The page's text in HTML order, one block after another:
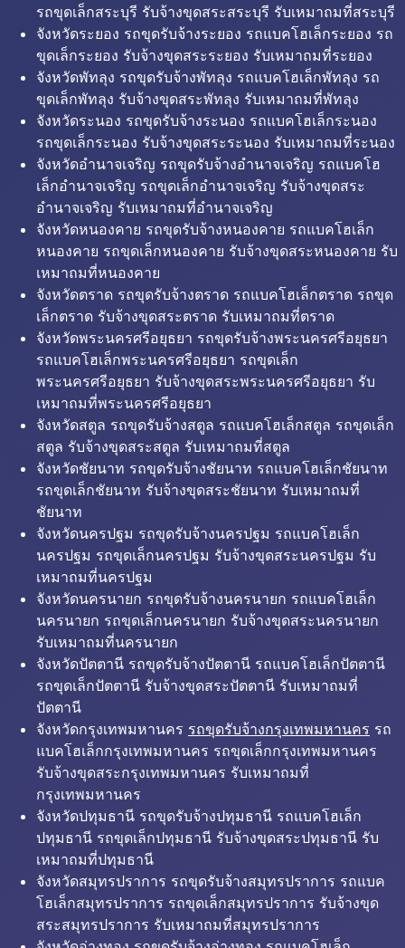
รถขุดเล็กสระบุรี รับจ้างขุดสระสระบุรี รับเหมาถมที่สระบุรี
จังหวัดระยอง รถขุดรับจ้างระยอง รถแบคโฮเล็กระยอง รถ
ขุดเล็กระยอง รับจ้างขุดสระระยอง รับเหมาถมที่ระยอง
จังหวัดพัทลุง รถขุดรับจ้างพัทลุง รถแบคโฮเล็กพัทลุง รถ
ขุดเล็กพัทลุง รับจ้างขุดสระพัทลุง รับเหมาถมที่พัทลุง
จังหวัดระนอง รถขุดรับจ้างระนอง รถแบคโฮเล็กระนอง
รถขุดเล็กระนอง รับจ้างขุดสระระนอง รับเหมาถมที่ระนอง
จังหวัดอำนาจเจริญ รถขุดรับจ้างอำนาจเจริญ รถแบคโฮ
เล็กอำนาจเจริญ รถขุดเล็กอำนาจเจริญ รับจ้างขุดสระ
อำนาจเจริญ รับเหมาถมที่อำนาจเจริญ
จังหวัดหนองคาย รถขุดรับจ้างหนองคาย รถแบคโฮเล็ก
หนองคาย รถขุดเล็กหนองคาย รับจ้างขุดสระหนองคาย รับ
เหมาถมที่หนองคาย
จังหวัดตราด รถขุดรับจ้างตราด รถแบคโฮเล็กตราด รถขุด
เล็กตราด รับจ้างขุดสระตราด รับเหมาถมที่ตราด
จังหวัดพระนครศรีอยุธยา รถขุดรับจ้างพระนครศรีอยุธยา
รถแบคโฮเล็กพระนครศรีอยุธยา รถขุดเล็ก
พระนครศรีอยุธยา รับจ้างขุดสระพระนครศรีอยุธยา รับ
เหมาถมที่พระนครศรีอยุธยา
จังหวัดสตูล รถขุดรับจ้างสตูล รถแบคโฮเล็กสตูล รถขุดเล็ก
สตูล รับจ้างขุดสระสตูล รับเหมาถมที่สตูล
จังหวัดชัยนาท รถขุดรับจ้างชัยนาท รถแบคโฮเล็กชัยนาท
รถขุดเล็กชัยนาท รับจ้างขุดสระชัยนาท รับเหมาถมที่
ชัยนาท
จังหวัดนครปฐม รถขุดรับจ้างนครปฐม รถแบคโฮเล็ก
นครปฐม รถขุดเล็กนครปฐม รับจ้างขุดสระนครปฐม รับ
เหมาถมที่นครปฐม
จังหวัดนครนายก รถขุดรับจ้างนครนายก รถแบคโฮเล็ก
นครนายก รถขุดเล็กนครนายก รับจ้างขุดสระนครนายก
รับเหมาถมที่นครนายก
จังหวัดปัตตานี รถขุดรับจ้างปัตตานี รถแบคโฮเล็กปัตตานี
รถขุดเล็กปัตตานี รับจ้างขุดสระปัตตานี รับเหมาถมที่
ปัตตานี
จังหวัดกรุงเทพมหานคร รถขุดรับจ้างกรุงเทพมหานคร รถ
แบคโฮเล็กกรุงเทพมหานคร รถขุดเล็กกรุงเทพมหานคร
รับจ้างขุดสระกรุงเทพมหานคร รับเหมาถมที่
กรุงเทพมหานคร
จังหวัดปทุมธานี รถขุดรับจ้างปทุมธานี รถแบคโฮเล็ก
ปทุมธานี รถขุดเล็กปทุมธานี รับจ้างขุดสระปทุมธานี รับ
เหมาถมที่ปทุมธานี
จังหวัดสมุทรปราการ รถขุดรับจ้างสมุทรปราการ รถแบค
โฮเล็กสมุทรปราการ รถขุดเล็กสมุทรปราการ รับจ้างขุด
สระสมุทรปราการ รับเหมาถมที่สมุทรปราการ